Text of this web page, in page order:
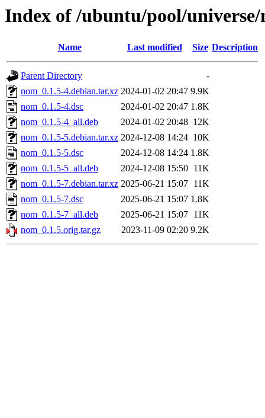
Index of /ubuntu/pool/
Name Last modified Size Description
Parent Directory
-
nom_0.1.5-4.debian.tar.xz 2024-01-02 20:47 9.9K
nom_0.1.5-4.dsc
2024-01-02 20:47 1.8K
nom_0.1.5-4_all.deb
2024-01-02 20:48 12K
nom_0.1.5-5.debian.tar.xz 2024-12-08 14:24 10K
nom_0.1.5-5.dsc
2024-12-08 14:24 1.8K
nom_0.1.5-5_all.deb
2024-12-08 15:50 11K
nom_0.1.5-7.debian.tar.xz 2025-06-21 15:07 11K
nom_0.1.5-7.dsc
2025-06-21 15:07 1.8K
nom_0.1.5-7_all.deb
2025-06-21 15:07 11K
nom_0.1.5.orig.tar.gz
2023-11-09 02:20 9.2K